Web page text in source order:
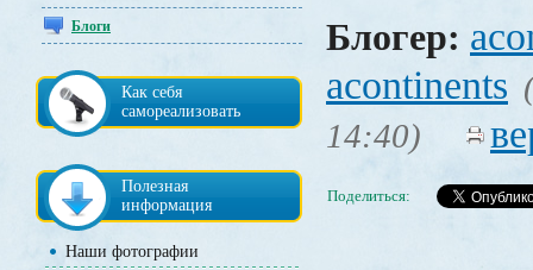
Блоги
Как себя
самореализовать
Полезная
информация
Наши фотографии
Блогер:
acontinents
14:40)
Поделиться: